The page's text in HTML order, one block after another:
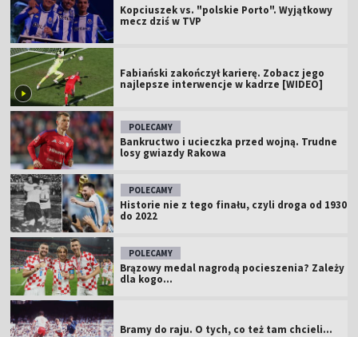
Kopciuszek vs. "polskie Porto". Wyjątkowy
mecz dziś w TVP
Fabiański zakończył karierę. Zobacz jego
najlepsze interwencje w kadrze [WIDEO]
POLECAMY
Bankructwo i ucieczka przed wojną. Trudne
losy gwiazdy Rakowa
POLECAMY
Historie nie z tego finału, czyli droga od 1930
do 2022
POLECAMY
Brązowy medal nagrodą pocieszenia? Zależy
dla kogo...
Bramy do raju. O tych, co też tam chcieli...